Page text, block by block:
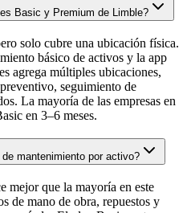
Basic y Premium de Limble?
solo cubre una ubicación física.
básico de activos y la app
agrega múltiples ubicaciones,
seguimiento de
La mayoría de las empresas en
en 3–6 meses.
mantenimiento por activo?
mejor que la mayoría en este
de mano de obra, repuestos y